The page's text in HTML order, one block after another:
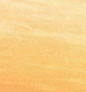
Теодор
от
вернуть
своей